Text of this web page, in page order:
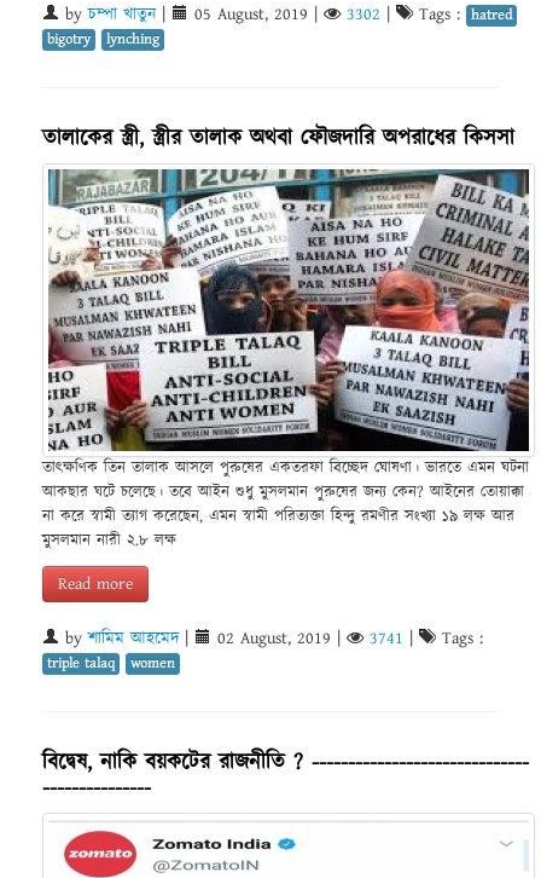
byচম্পা খাতুন| 05 August, 2019 | 3302 | Tags : hatred
bigotry
lynching
তালাকের স্ত্রী, স্ত্রীর তালাক অথবা ফৌজদারি অপরাধের কিসসা
তাৎক্ষণিক তিন তালাক আসলে পুরুষের একতরফা বিচ্ছেদ ঘোষণা। ভারতে এমন ঘটনা
আকছার ঘটে চলেছে। তবে আইন শুধু মুসলমান পুরুষের জন্য কেন? আইনের তোয়াক্কা
না করে স্বামী ত্যাগ করেছেন, এমন স্বামী পরিত্যক্তা হিন্দু রমণীর সংখ্যা ১৯ লক্ষ আর
মুসলমান নারী ২.৮ লক্ষ
Read more
byশামিম আহমেদ| 02 August, 2019 | 3741 | Tags :
triple talaq women
বিদ্বেষ, নাকি বয়কটের রাজনীতি ? ------------------------------
---------------